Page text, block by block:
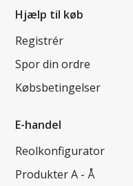
Hjælp til køb
Registrér
Spor din ordre
Købsbetingelser
E-handel
Reolkonfigurator
Produkter A - Å